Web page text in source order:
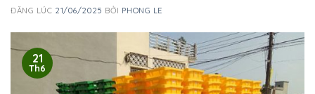
ĐĂNG LÚC 21/06/2025 BỞI PHONG LE
21
Th6